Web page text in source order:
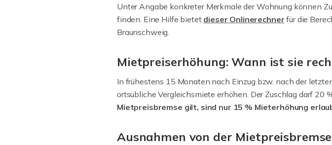
Unter Angabe konkreter Merkmale der Wohnung können
finden. Eine Hilfe bietet dieser Onlinerechner für die
Braunschweig.
Mietpreiserhöhung: Wann ist sie
In frühestens 15 Monaten nach Einzug bzw. nach der
ortsübliche Vergleichsmiete erhöhen. Der Zuschlag darf 20
Mietpreisbremse gilt, sind nur 15 % Mieterhöhung
Ausnahmen von der